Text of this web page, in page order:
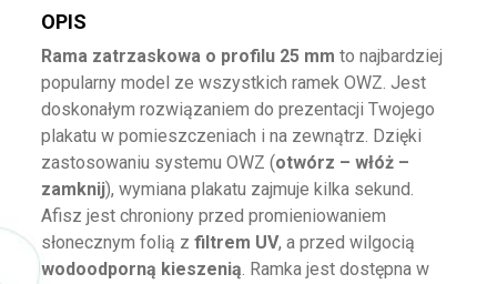
OPIS
Rama zatrzaskowa o profilu 25 mm to najbardziej
popularny model ze wszystkich ramek OWZ. Jest
doskonałym rozwiązaniem do prezentacji Twojego
plakatu w pomieszczeniach i na zewnątrz. Dzięki
zastosowaniu systemu OWZ (otwórz – włóż –
zamknij), wymiana plakatu zajmuje kilka sekund.
Afisz jest chroniony przed promieniowaniem
słonecznym folią zfiltrem UV, a przed wilgocią
wodoodporną kieszenią. Ramka jest dostępna w